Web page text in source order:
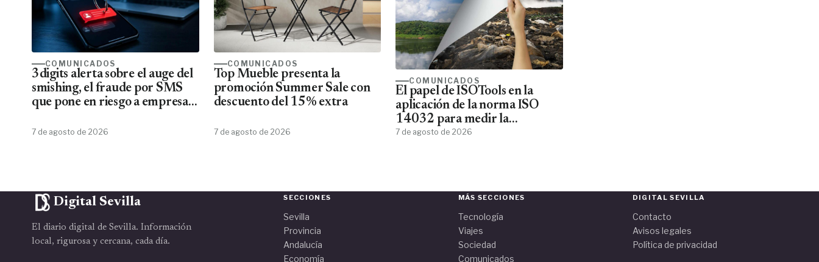
COMUNICADOS
3digits alerta sobre el auge del
smishing, el fraude por SMS
que pone en riesgo a empresas
7 de agosto de 2026
COMUNICADOS
Top Mueble presenta la
promoción Summer Sale con
descuento del 15% extra
7 de agosto de 2026
COMUNICADOS
El papel de ISOTools en la
aplicación de la norma ISO
14032 para medir la
sostenibilidad empresarial
7 de agosto de 2026
Digital Sevilla
El diario digital de Sevilla. Información
local, rigurosa y cercana, cada día.
SECCIONES
Sevilla
Provincia
Andalucía
Economía
MÁS SECCIONES
Tecnología
Viajes
Sociedad
Comunicados
DIGITAL SEVILLA
Contacto
Avisos legales
Política de privacidad